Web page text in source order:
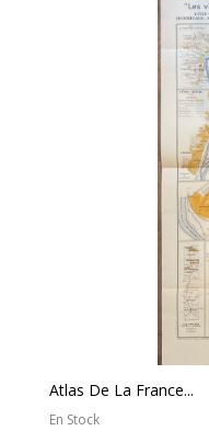
Atlas De La France...
En Stock